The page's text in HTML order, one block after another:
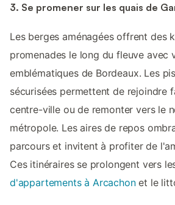
3. Se promener sur les quais de
Les berges aménagées offrent des
promenades le long du fleuve avec
emblématiques de Bordeaux. Les
sécurisées permettent de rejoindre
centre-ville ou de remonter vers le
métropole. Les aires de repos
parcours et invitent à profiter de
Ces itinéraires se prolongent vers
d'appartements à Arcachonet le